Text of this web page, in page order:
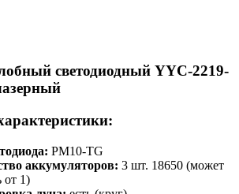
светодиодный YYC-2219-
PM10-TG
аккумуляторов: 3 шт. 18650 (может
от 1)